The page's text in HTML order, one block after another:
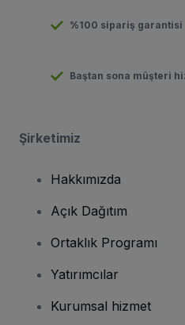
%100 sipariş garantisi
Baştan sona müşteri
Şirketimiz
Hakkımızda
Açık Dağıtım
Ortaklık Programı
Yatırımcılar
Kurumsal hizmet